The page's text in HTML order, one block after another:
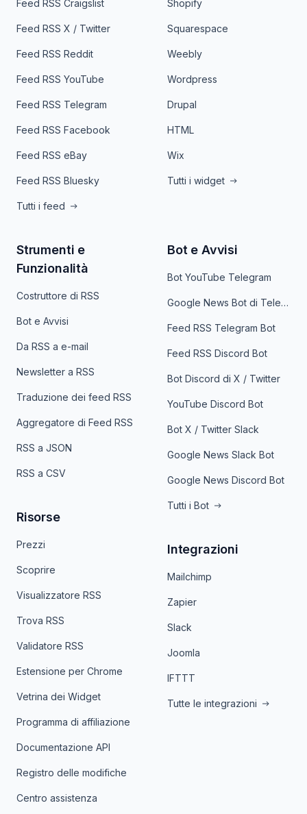
Feed RSS Craigslist
Feed RSS X / Twitter
Feed RSS Reddit
Feed RSS YouTube
Feed RSS Telegram
Feed RSS Facebook
Feed RSS eBay
Feed RSS Bluesky
Tutti i feed
Shopify
Squarespace
Weebly
Wordpress
Drupal
HTML
Wix
Tutti i widget
Strumenti e
Funzionalità
Costruttore di RSS
Bot e Avvisi
Da RSS a e-mail
Newsletter a RSS
Traduzione dei feed RSS
Aggregatore di Feed RSS
RSS a JSON
RSS a CSV
Risorse
Prezzi
Scoprire
Visualizzatore RSS
Trova RSS
Validatore RSS
Estensione per Chrome
Vetrina dei Widget
Programma di affiliazione
Documentazione API
Registro delle modifiche
Centro assistenza
Bot e Avvisi
Bot YouTube Telegram
Google News Bot di Telegram
Feed RSS Telegram Bot
Feed RSS Discord Bot
Bot Discord di X / Twitter
YouTube Discord Bot
Bot X / Twitter Slack
Google News Slack Bot
Google News Discord Bot
Tutti i Bot
Integrazioni
Mailchimp
Zapier
Slack
Joomla
IFTTT
Tutte le integrazioni